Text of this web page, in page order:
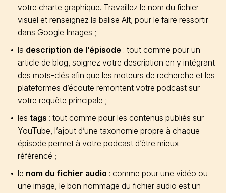
votre charte graphique. Travaillez le nom du fichier
visuel et renseignez la balise Alt, pour le faire ressortir
dans Google Images ;
la description de l’épisode : tout comme pour un
article de blog, soignez votre description en y intégrant
des mots-clés afin que les moteurs de recherche et les
plateformes d’écoute remontent votre podcast sur
votre requête principale ;
les tags : tout comme pour les contenus publiés sur
YouTube, l’ajout d’une taxonomie propre à chaque
épisode permet à votre podcast d’être mieux
référencé ;
le nom du fichier audio : comme pour une vidéo ou
une image, le bon nommage du fichier audio est un